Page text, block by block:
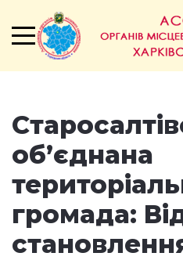
об’єднана
громада: